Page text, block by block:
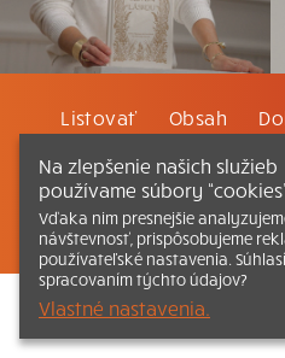
Listovať Obsah
Kontakt Tlačená
© 2026 katechizmus.sk |Všetky
funguje aj vďaka
Na zlepšenie našich služieb
používame súbory
Vďaka nim presnejšie
návštevnosť, prispôsobujeme
používateľské nastavenia.
spracovaním týchto údajov?
Vlastné nastavenia.